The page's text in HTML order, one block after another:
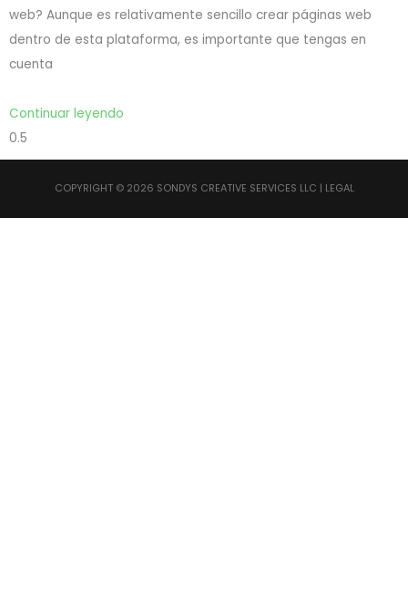
web? Aunque es relativamente sencillo crear páginas web
dentro de esta plataforma, es importante que tengas en
cuenta
Continuar leyendo
COPYRIGHT © 2026 SONDYS CREATIVE SERVICES LLC | LEGAL